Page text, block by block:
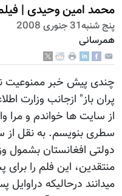
محمد امین وحیدی |
پنج شنبه31 جنوری 2008
همرسانی
چندی پیش خبر ممنوعیت
پران باز" ازجانب وزارت
از سایت ها خواندم و مرا
سطری بنویسم. به نقل
دولتی افغانستان بشمول
منتقدین، این فلم را
میدانند درحالیکه